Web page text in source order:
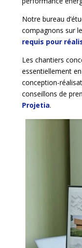
Notre bureau
compagnons sur
requis pour
Les chantiers
essentiellement
conception-
conseillons de
Projetia.